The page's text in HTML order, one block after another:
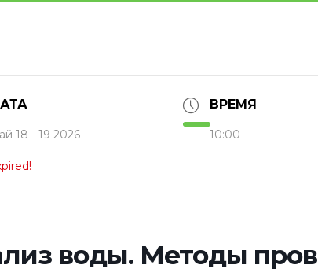
18 - 19 2026
ВРЕМЯ
10:00
воды. Методы